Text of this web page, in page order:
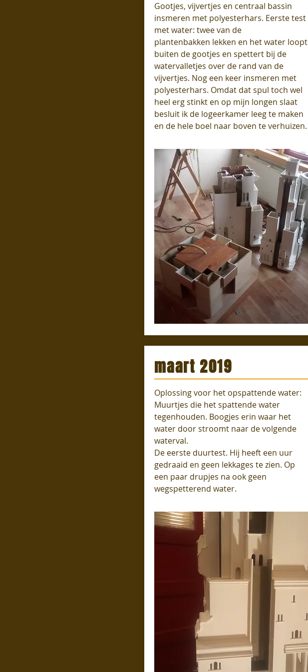
Gootjes, vijvertjes en centraal bassin
insmeren met polyesterhars. Eerste test
met water: twee van de
plantenbakken lekken en het water loopt
buiten de gootjes en spettert bij de
watervalletjes over de rand van de
vijvertjes. Nog een keer insmeren met
polyesterhars. Omdat dat spul toch wel
heel erg stinkt en op mijn longen slaat
besluit ik de logeerkamer leeg te maken
en de hele boel naar boven te verhuizen.
maart 2019
Oplossing voor het opspattende water:
Muurtjes die het spattende water
tegenhouden. Boogjes erin waar het
water door stroomt naar de volgende
waterval.
De eerste duurtest. Hij heeft een uur
gedraaid en geen lekkages te zien. Op
een paar drupjes na ook geen
wegspetterend water.